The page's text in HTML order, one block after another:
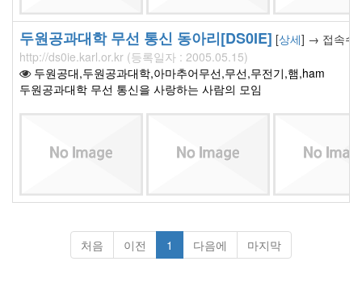
두원공과대학 무선 통신 동아리[DS0IE] [상세] → 접속수
http://ds0ie.karl.or.kr (등록일자 : 2005.05.15)
두원공대,두원공과대학,아마추어무선,무선,무전기,햄,ham
두원공과대학 무선 통신을 사랑하는 사람의 모임
처음 이전 1 다음에 마지막